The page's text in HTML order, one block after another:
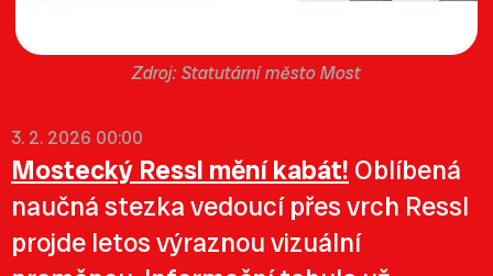
Statutární město Most
3. 2. 2026 00:00
Mostecký Ressl mění kabát! Oblíbená
naučná stezka vedoucí přes vrch Ressl
projde letos výraznou vizuální